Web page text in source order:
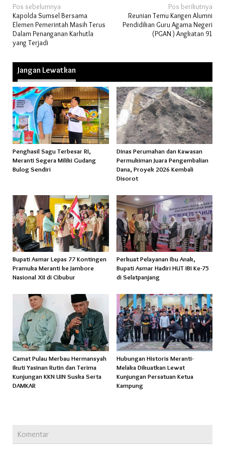
Navigasi
pos
Pos sebelumnya
Kapolda Sumsel Bersama
Elemen Pemerintah Masih Terus
Dalam Penanganan Karhutla
yang Terjadi
Pos berikutnya
Reunian Temu Kangen Alumni
Pendidikan Guru Agama Negeri
(PGAN ) Angkatan 91
Jangan Lewatkan
Penghasil Sagu Terbesar RI,
Meranti Segera Miliki Gudang
Bulog Sendiri
Dinas Perumahan dan Kawasan
Permukiman Juara Pengembalian
Dana, Proyek 2026 Kembali
Disorot
Bupati Asmar Lepas 77 Kontingen
Pramuka Meranti ke Jambore
Nasional XII di Cibubur
Perkuat Pelayanan Ibu Anak,
Bupati Asmar Hadiri HUT IBI Ke-75
di Selatpanjang
Camat Pulau Merbau Hermansyah
Ikuti Yasinan Rutin dan Terima
Kunjungan KKN UIN Suska Serta
DAMKAR
Hubungan Historis Meranti-
Melaka Dikuatkan Lewat
Kunjungan Persatuan Ketua
Kampung
Komentar